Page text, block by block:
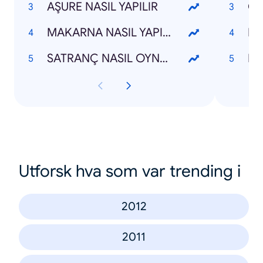
AŞURE NASIL YAPILIR
MAKARNA NASIL YAPILIR
SATRANÇ NASIL OYNANIR
Utforsk hva som var trending i
2012
2011